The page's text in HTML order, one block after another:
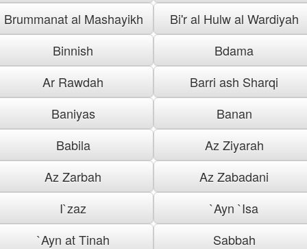
Brummanat al Mashayikh
Bi'r al Hulw al Wardiyah
Binnish
Bdama
Ar Rawdah
Barri ash Sharqi
Baniyas
Banan
Babila
Az Ziyarah
Az Zarbah
Az Zabadani
I`zaz
`Ayn `Isa
`Ayn at Tinah
Sabbah